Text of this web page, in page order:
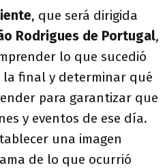
, que será dirigida
Rodrigues de Portugal,
lo que sucedió
la final y determinar qué
para garantizar que
y eventos de ese día.
una imagen
de lo que ocurrió